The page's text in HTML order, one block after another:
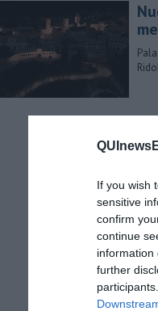
If you wish
sensitive
confirm
continue
information
further